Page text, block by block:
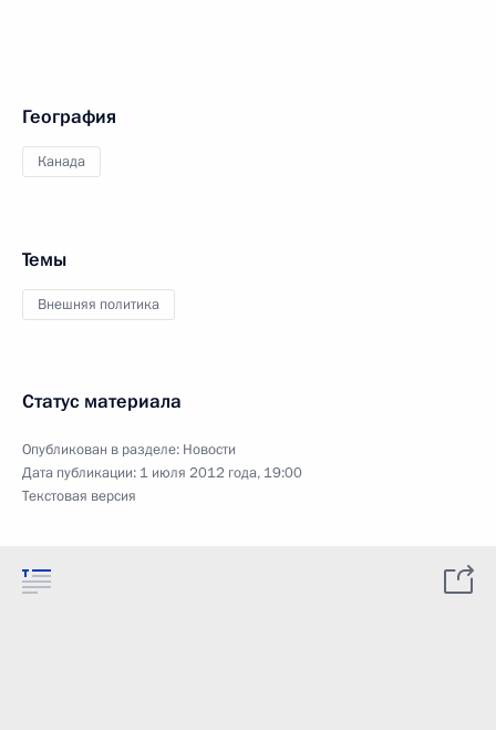
География
Канада
Темы
Внешняя политика
Статус материала
Опубликован в разделе: Новости
Дата публикации: 1 июля 2012 года, 19:00
Текстовая версия